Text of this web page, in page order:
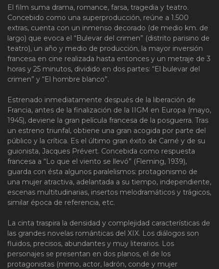
El film suma drama, romance, farsa, tragedia y teatro.
Concebido como una superproducción, reúne a 1.500
extras, cuenta con un inmenso decorado (de medio km. de
largo) que evoca el “Bulevar del crimen” (distrito parisino de
teatro), un año y medio de producción, la mayor inversión
francesa en cine realizada hasta entonces y un metraje de 3
horas y 25 minutos, dividido en dos partes: “El bulevar del
crimen” y “El hombre blanco”.
Estrenado inmediatamente después de la liberación de
Francia, antes de la finalización de la IIGM en Europa (mayo,
1945), deviene la gran película francesa de la posguerra. Tras
un estreno triunfal, obtiene una gran acogida por parte del
público y la crítica. Es el último gran éxito de Carné y de su
guionista, Jacques Prévert. Concebida como respuesta
francesa a “Lo que el viento se llevó” (Fleming, 1939),
guarda con ésta algunos paralelismos: protagonismo de
una mujer atractiva, adelantada a su tiempo, independiente,
escenas multitudinarias, insertos melodramáticos y trágicos,
similar época de referencia, etc.
La cinta traspira la densidad y complejidad características de
las grandes novelas románticas del XIX. Los diálogos son
fluidos, precisos, abundantes y muy literarios. Los
personajes se presentan en dos planos, el de los
protagonistas (mimo, actor, ladrón, conde y mujer